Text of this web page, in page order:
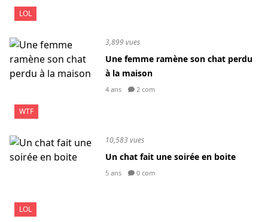
LOL
WTF
3,899 vues
Une femme ramène son chat perdu
à la maison
4 ans 2 com
LOL
10,583 vues
Un chat fait une soirée en boite
5 ans 0 com